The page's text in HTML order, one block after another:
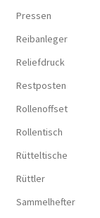
Pressen
Reibanleger
Reliefdruck
Restposten
Rollenoffset
Rollentisch
Rütteltische
Rüttler
Sammelhefter